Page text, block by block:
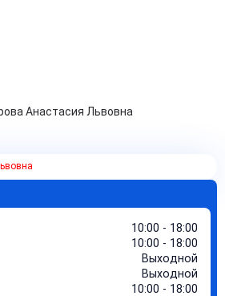
Анастасия Львовна
10:00 - 18:00
10:00 - 18:00
Выходной
Выходной
10:00 - 18:00